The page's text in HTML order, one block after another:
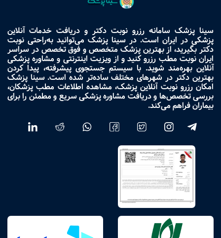
سینا پزشک سامانه رزرو نوبت دکتر و دریافت خدمات آنلاین
پزشکی در ایران است. در سینا پزشک می‌توانید به‌راحتی نوبت
دکتر بگیرید، از بهترین پزشک متخصص و فوق تخصص در سراسر
ایران نوبت مطب رزرو کنید و از ویزیت اینترنتی و مشاوره پزشکی
آنلاین بهره‌مند شوید. با سیستم جستجوی پیشرفته، پیدا کردن
بهترین دکتر در شهرهای مختلف ساده‌تر شده است. سینا پزشک
امکان رزرو نوبت آنلاین پزشک، مشاهده اطلاعات مطب پزشکان،
بررسی تخصص‌ها و دریافت مشاوره پزشکی سریع و مطمئن را برای
بیماران فراهم می‌کند.